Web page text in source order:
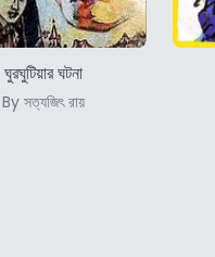
ঘুরঘুটিয়ার ঘটনা
By সত্যজিৎ রায়